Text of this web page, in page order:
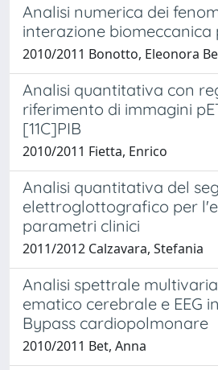
Analisi numerica dei
interazione biomeccanica
2010/2011 Bonotto, Eleonora
Analisi quantitativa con
riferimento di immagini
[11C]PIB
2010/2011 Fietta, Enrico
Analisi quantitativa del
elettroglottografico per
parametri clinici
2011/2012 Calzavara, Stefania
Analisi spettrale
ematico cerebrale e EEG
Bypass cardiopolmonare
2010/2011 Bet, Anna